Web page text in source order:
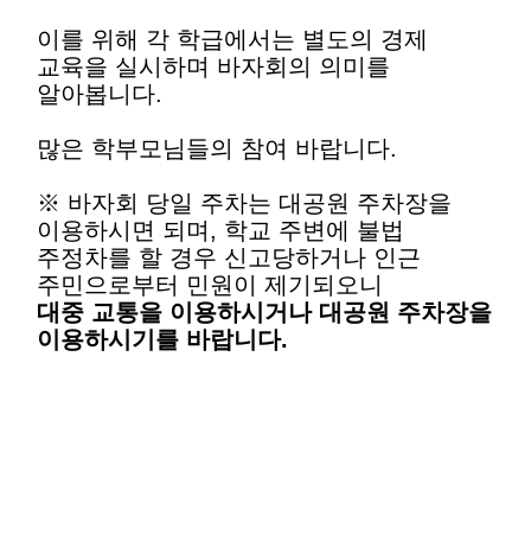
이를 위해 각 학급에서는 별도의 경제
교육을 실시하며 바자회의 의미를
알아봅니다.
많은 학부모님들의 참여 바랍니다.
※ 바자회 당일 주차는 대공원 주차장을
이용하시면 되며, 학교 주변에 불법
주정차를 할 경우 신고당하거나 인근
주민으로부터 민원이 제기되오니
대중 교통을 이용하시거나 대공원 주차장을
이용하시기를 바랍니다.